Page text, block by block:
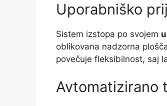
Uporabniško
Sistem izstopa po svojem
oblikovana nadzorna
povečuje fleksibilnost, saj
Avtomatizirano